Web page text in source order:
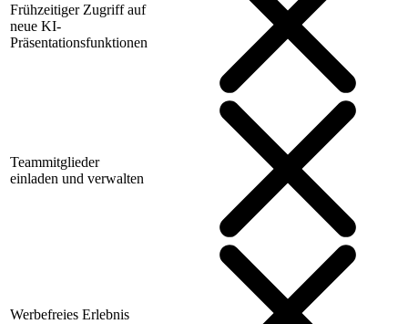
Frühzeitiger Zugriff auf
neue KI-
Präsentationsfunktionen
Teammitglieder
einladen und verwalten
Werbefreies Erlebnis